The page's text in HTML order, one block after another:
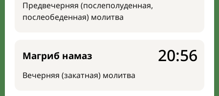
Предвечерняя (послеполуденная,
послеобеденная) молитва
Магриб намаз
Вечерняя (закатная) молитва
20:56